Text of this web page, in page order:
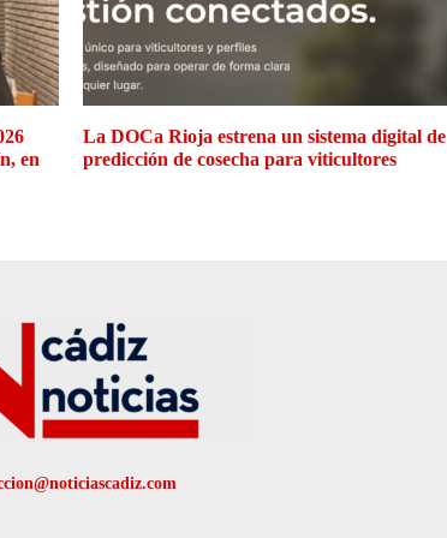
en
La DOCa Rioja estrena un sistema digital de
predicción de cosecha para viticultores